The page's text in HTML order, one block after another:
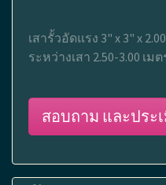
เสารั้วอัดแรง 3" x 3" x
ระหว่างเสา 2.50-3.00 เ
สอบถาม และประ